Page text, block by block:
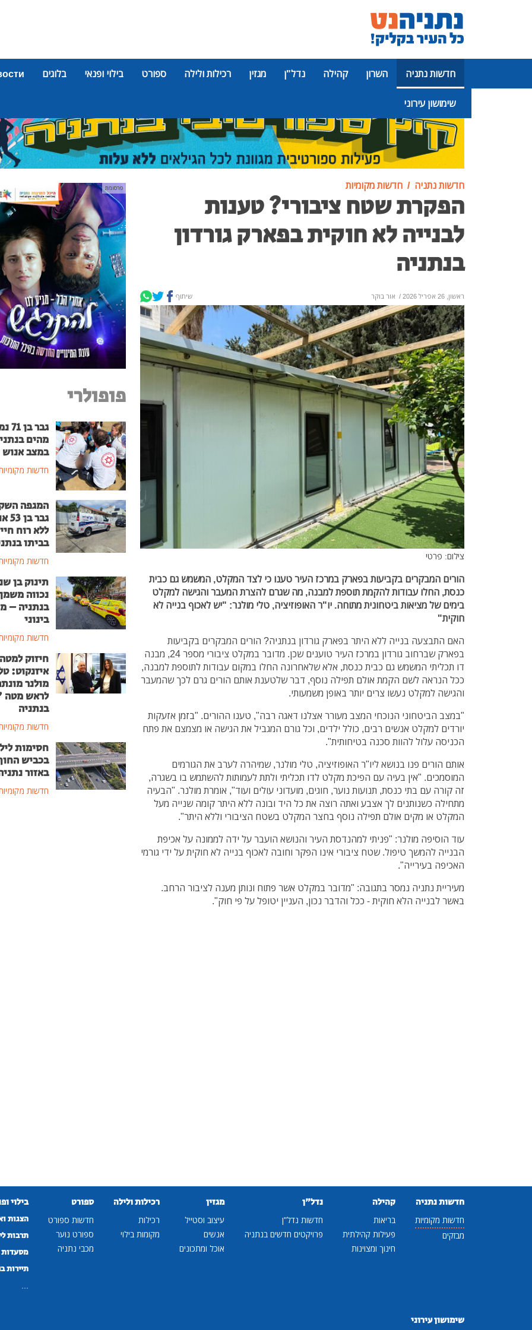
חדשות נתניה השרון קהילה נדל"ן מגזין רכילות ולילה ספורט בילוי ופנאי בלוגים
שימושון עירוני
פרסומת
חדשות נתניה חדשות מקומיות
הפקרת שטח ציבורי? טענות
לבנייה לא חוקית בפארק גורדון
בנתניה
ראשון, 26 אפריל 2026 / אור בוקר שיתוף
צילום: פרטי
הורים המבקרים בקביעות בפארק במרכז העיר טענו כי לצד המקלט, המשמש גם כבית
כנסת, החלו עבודות להקמת תוספת למבנה, מה שגרם להצרת המעבר והגישה למקלט
בימים של מציאות ביטחונית מתוחה. יו"ר האופוזיציה, טלי מולנר: "יש לאכוף בנייה לא
חוקית"
האם התבצעה בנייה ללא היתר בפארק גורדון בנתניה? הורים המבקרים בקביעות
בפארק שברחוב גורדון במרכז העיר טוענים שכן. מדובר במקלט ציבורי מספר 24, מבנה
דו תכליתי המשמש גם כבית כנסת, אלא שלאחרונה החלו במקום עבודות לתוספת למבנה,
ככל הנראה לשם הקמת אולם תפילה נוסף, דבר שלטענת אותם הורים גרם לכך שהמעבר
והגישה למקלט נעשו צרים יותר באופן משמעותי.
"במצב הביטחוני הנוכחי המצב מעורר אצלנו דאגה רבה", טענו ההורים. "בזמן אזעקות
יורדים למקלט אנשים רבים, כולל ילדים, וכל גורם המגביל את הגישה או מצמצם את פתח
הכניסה עלול להוות סכנה בטיחותית".
אותם הורים פנו בנושא ליו"ר האופוזיציה, טלי מולנר, שמיהרה לערב את הגורמים
המוסמכים. "אין בעיה עם הפיכת מקלט לדו תכליתי ולתת לעמותות להשתמש בו בשגרה,
זה קורה עם בתי כנסת, תנועות נוער, חוגים, מועדוני עולים ועוד", אומרת מולנר. "הבעיה
מתחילה כשנותנים לך אצבע ואתה רוצה את כל היד ובונה ללא היתר קומה שנייה מעל
המקלט או מקים אולם תפילה נוסף בחצר המקלט בשטח הציבורי וללא היתר".
עוד הוסיפה מולנר: "פניתי למהנדסת העיר והנושא הועבר על ידה לממונה על אכיפת
הבנייה להמשך טיפול. שטח ציבורי אינו הפקר וחובה לאכוף בנייה לא חוקית על ידי גורמי
האכיפה בעירייה".
מעיריית נתניה נמסר בתגובה: "מדובר במקלט אשר פתוח ונותן מענה לציבור הרחב.
באשר לבנייה הלא חוקית - ככל והדבר נכון, העניין יטופל על פי חוק".
פרסומת
פופולרי
גבר
מהים
במצב אנוש
חדשות
המגפה
גבר
ללא רוח
בביתו
חדשות
תינוק בן
נכווה
בנתניה –
בינוני
חדשות
חיזוק למטה
איזנקוט:
מולנר
לראש
בנתניה
חדשות
חסימות
בכביש
באזור
חדשות
חדשות נתניה
חדשות מקומיות
מבזקים
קהילה
בריאות
פעילות קהילתית
חינוך ומצוינות
נדל"ן
חדשות נדל"ן
פרויקטים חדשים בנתניה
מגזין
עיצוב וסטייל
אנשים
אוכל ומתכונים
רכילות ולילה
רכילות
מקומות בילוי
ספורט
חדשות ספורט
ספורט נוער
מכבי נתניה
בילוי
הצגות
תרבות
מסעדות
תיירות
שימושון עירוני